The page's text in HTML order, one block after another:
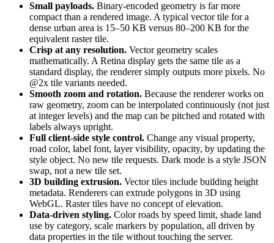
Small payloads. Binary-encoded geometry is far more
compact than a rendered image. A typical vector tile for a
dense urban area is 15–50 KB versus 80–200 KB for the
equivalent raster tile.
Crisp at any resolution. Vector geometry scales
mathematically. A Retina display gets the same tile as a
standard display, the renderer simply outputs more pixels. No
@2x tile variants needed.
Smooth zoom and rotation. Because the renderer works on
raw geometry, zoom can be interpolated continuously (not just
at integer levels) and the map can be pitched and rotated with
labels always upright.
Full client-side style control. Change any visual property,
road color, label font, layer visibility, opacity, by updating the
style object. No new tile requests. Dark mode is a style JSON
swap, not a new tile set.
3D building extrusion. Vector tiles include building height
metadata. Renderers can extrude polygons in 3D using
WebGL. Raster tiles have no concept of elevation.
Data-driven styling. Color roads by speed limit, shade land
use by category, scale markers by population, all driven by
data properties in the tile without touching the server.